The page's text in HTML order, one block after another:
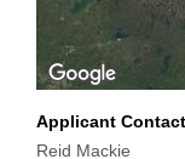
Applicant
Reid Mackie